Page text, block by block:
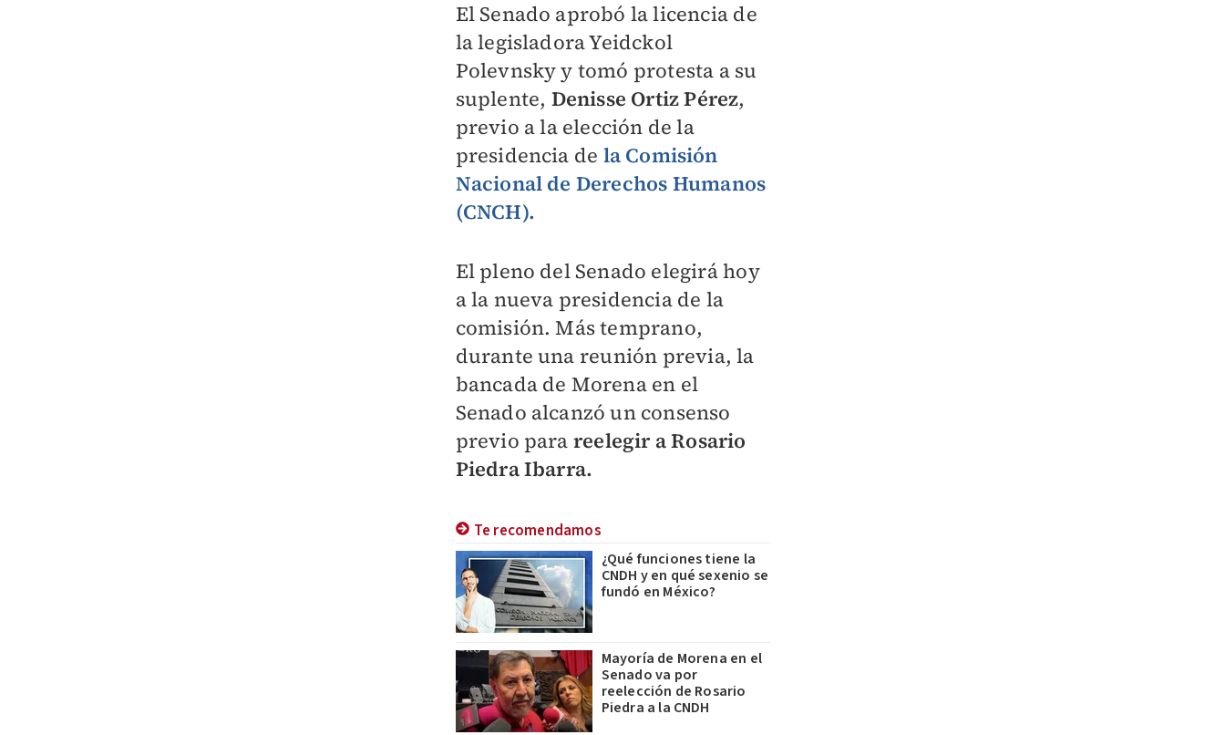
El Senado aprobó la licencia de
la legisladora Yeidckol
Polevnsky y tomó protesta a su
suplente, Denisse Ortiz Pérez,
previo ala elección de la
presidencia de la Comisión
Nacional de Derechos Humanos
(CNCH).
El pleno del Senado elegirá hoy
a la nueva presidencia de la
comisión. Más temprano,
durante una reunión previa, la
bancada de Morena en el
Senado alcanzó un consenso
previo para reelegir a Rosario
Piedra Ibarra.
Te recomendamos
¿Qué funciones tiene la
CNDH y en qué sexenio se
fundó en México?
Mayoría de Morena en el
Senado va por
reelección de Rosario
Piedra a la CNDH